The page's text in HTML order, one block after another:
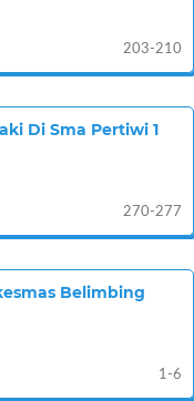
203-210
Di Sma Pertiwi 1
270-277
Belimbing
1-6